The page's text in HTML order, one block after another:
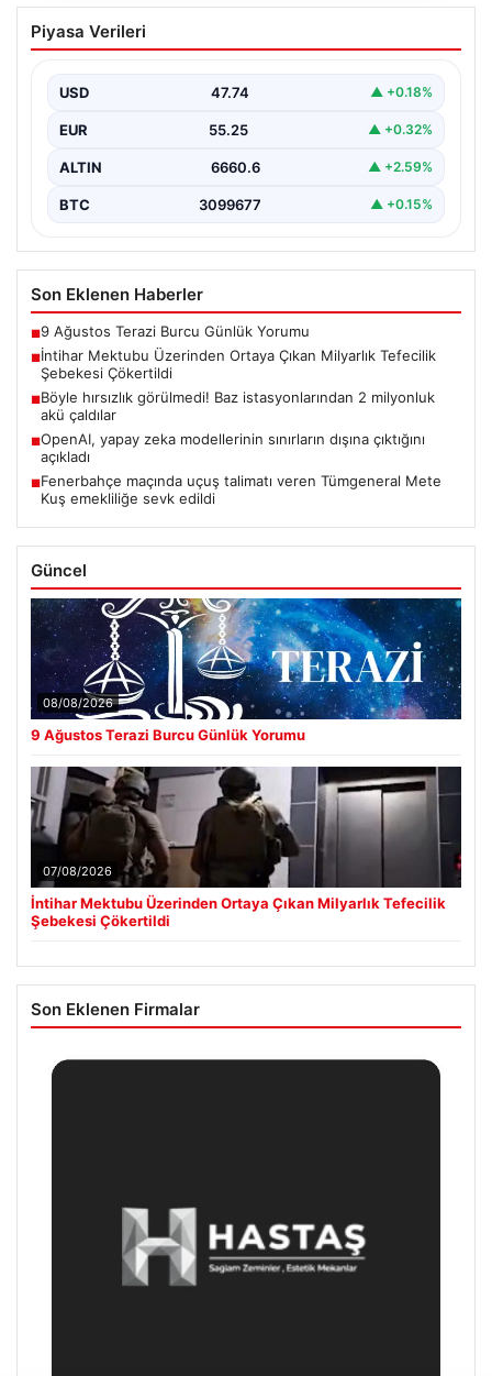
İntihar Mektubu Üzerinden Ortaya
Çıkan Milyarlık Tefecilik Şebekesi
Elazığ'da, tefecilere olan borçlarını belirten bir intihar
büyük çaplı…
Piyasa Verileri
USD 47.74 ▲ +0.18%
EUR 55.25 ▲ +0.32%
ALTIN 6660.6 ▲ +2.59%
BTC 3099677 ▲ +0.15%
Son Eklenen Haberler
■9 Ağustos Terazi Burcu Günlük Yorumu
■İntihar Mektubu Üzerinden Ortaya Çıkan Milyarlık Tefecilik
Şebekesi Çökertildi
■Böyle hırsızlık görülmedi! Baz istasyonlarından 2 milyonluk
akü çaldılar
■OpenAI, yapay zeka modellerinin sınırların dışına çıktığını
açıkladı
■Fenerbahçe maçında uçuş talimatı veren Tümgeneral Mete
Kuş emekliliğe sevk edildi
Güncel
08/08/2026
9 Ağustos Terazi Burcu Günlük Yorumu
07/08/2026
İntihar Mektubu Üzerinden Ortaya Çıkan Milyarlık Tefecilik
Şebekesi Çökertildi
Son Eklenen Firmalar